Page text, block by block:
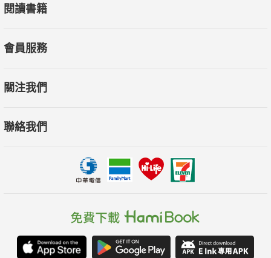
閱讀書籍
會員服務
關注我們
聯絡我們